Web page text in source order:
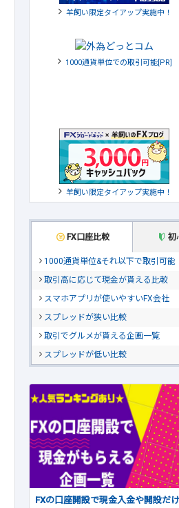
羊飼い限定タイアップ実施中！
1000通貨単位での取引可能[PR]
羊飼い限定タイアップ実施中！
FX口座比較 初
1000通貨単位&それ以下で取引可能
取引高に応じて現金が貰える比較
スマホアプリが使いやすいFX会社
スプレッドが狭い比較
取引でグルメが貰える企画一覧
スプレッドが低い比較
FXの口座開設で現金入金や開設だけ